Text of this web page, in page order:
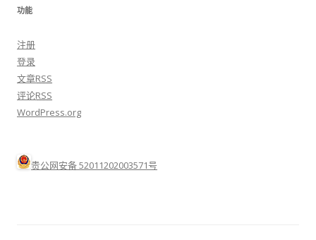
功能
注册
登录
文章RSS
评论RSS
WordPress.org
贵公网安备 52011202003571号